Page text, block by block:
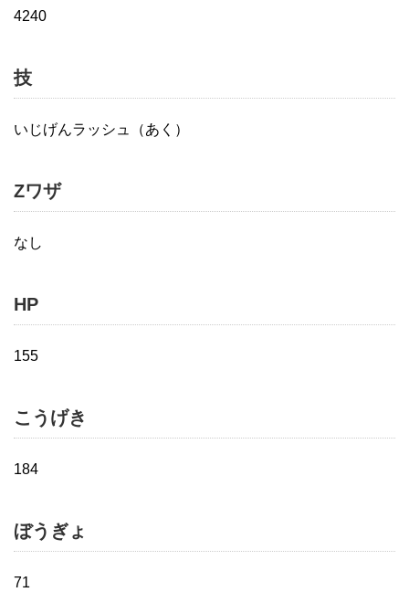
4240
技
いじげんラッシュ（あく）
Zワザ
なし
HP
155
こうげき
184
ぼうぎょ
71